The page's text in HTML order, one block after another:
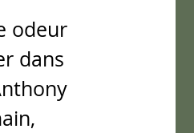
odeur
dans